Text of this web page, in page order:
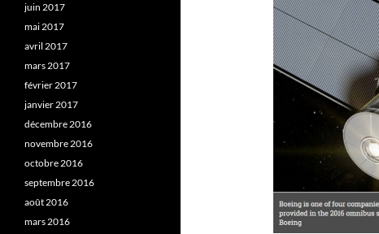
juin 2017
mai 2017
avril 2017
mars 2017
février 2017
janvier 2017
décembre 2016
novembre 2016
octobre 2016
septembre 2016
août 2016
mars 2016